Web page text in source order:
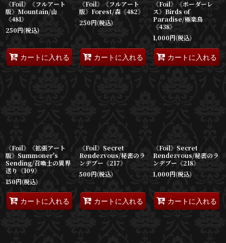
《Foil》《フルアート
版》Mountain/山
《481》
250円(税込)
カートに入れる
《Foil》《フルアート
版》Forest/森《482》
250円(税込)
カートに入れる
《Foil》《ボーダーレ
ス》Birds of
Paradise/極楽鳥
《438》
1,000円(税込)
カートに入れる
《Foil》《拡張アート
版》Summoner's
Sending/召喚士の異界
送り《109》
150円(税込)
カートに入れる
《Foil》Secret
Rendezvous/秘密のラ
ンデブー《217》
500円(税込)
カートに入れる
《Foil》Secret
Rendezvous/秘密のラ
ンデブー《218》
1,000円(税込)
カートに入れる